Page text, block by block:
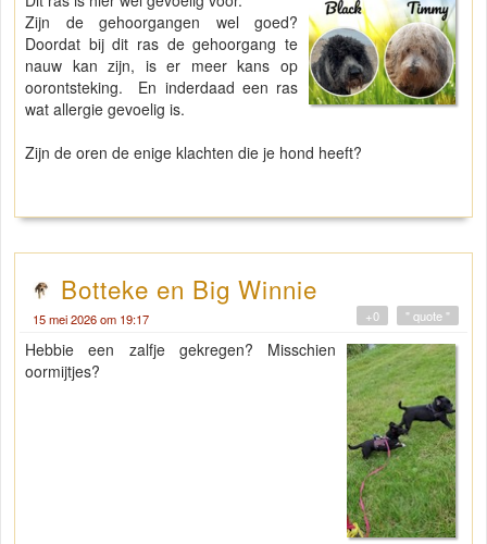
Zijn de gehoorgangen wel goed?
Doordat bij dit ras de gehoorgang te
nauw kan zijn, is er meer kans op
oorontsteking. En inderdaad een ras
wat allergie gevoelig is.
Zijn de oren de enige klachten die je hond heeft?
Botteke en Big Winnie
15 mei 2026 om 19:17 " quote "
+0
Hebbie een zalfje gekregen? Misschien
oormijtjes?